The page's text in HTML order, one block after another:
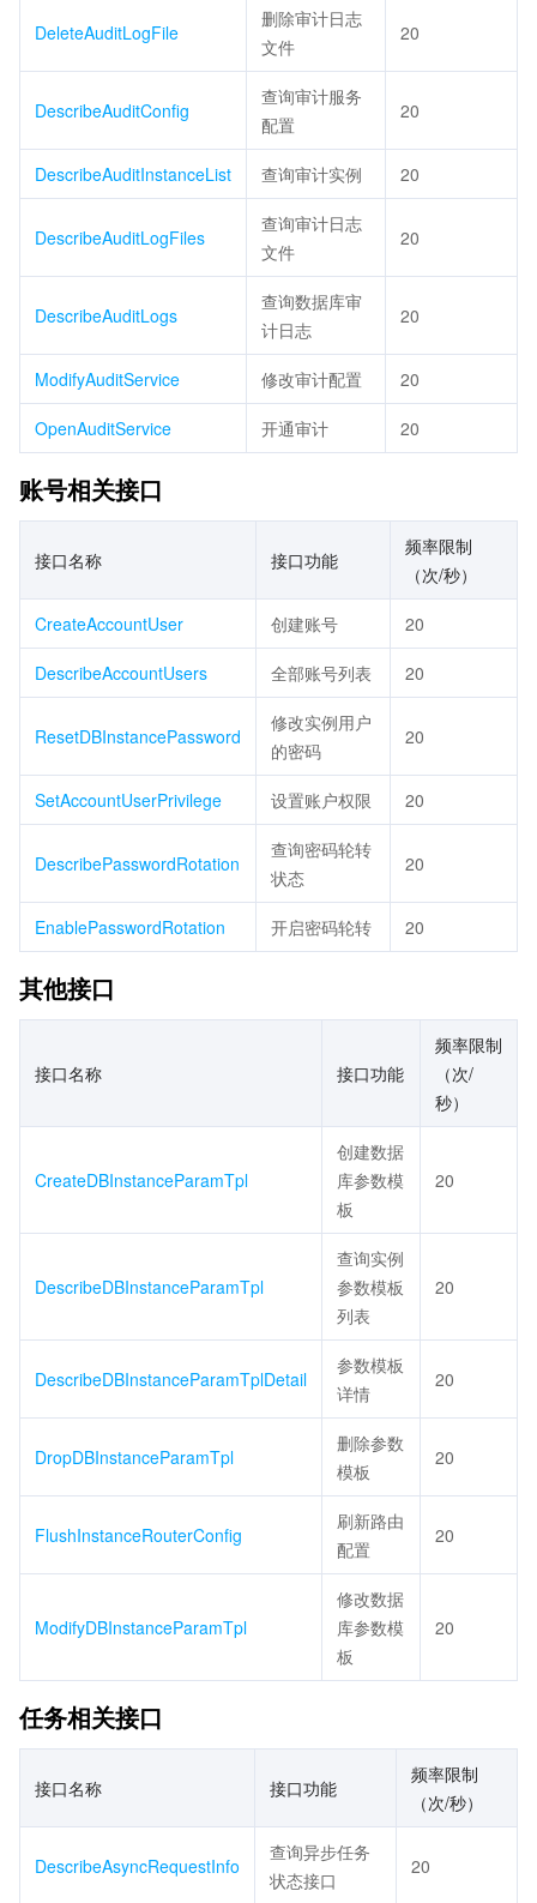
DeleteAuditLogFile
删除审计日志
文件
20
DescribeAuditConfig
查询审计服务
配置
20
DescribeAuditInstanceList 查询审计实例 20
DescribeAuditLogFiles
查询审计日志
文件
20
DescribeAuditLogs
查询数据库审
计日志
20
ModifyAuditService 修改审计配置 20
OpenAuditService 开通审计 20
账号相关接口
接口名称 接口功能
频率限制
（次/秒）
CreateAccountUser 创建账号 20
DescribeAccountUsers 全部账号列表 20
ResetDBInstancePassword
修改实例用户
的密码
20
SetAccountUserPrivilege 设置账户权限 20
DescribePasswordRotation
查询密码轮转
状态
20
EnablePasswordRotation 开启密码轮转 20
其他接口
接口名称 接口功能
频率限制
（次/
秒）
CreateDBInstanceParamTpl
创建数据
库参数模
板
20
DescribeDBInstanceParamTpl
查询实例
参数模板
列表
20
DescribeDBInstanceParamTplDetail
参数模板
详情
20
DropDBInstanceParamTpl
删除参数
模板
20
FlushInstanceRouterConfig
刷新路由
配置
20
ModifyDBInstanceParamTpl
修改数据
库参数模
板
20
任务相关接口
接口名称 接口功能
频率限制
（次/秒）
DescribeAsyncRequestInfo
查询异步任务
状态接口
20